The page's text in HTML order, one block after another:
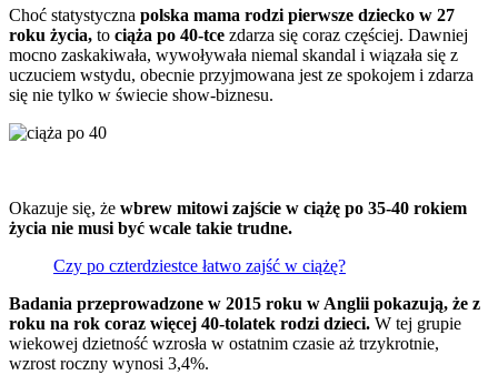
Choć statystyczna polska mama rodzi pierwsze dziecko w 27
roku życia, to ciąża po 40-tce zdarza się coraz częściej. Dawniej
mocno zaskakiwała, wywoływała niemal skandal i wiązała się z
uczuciem wstydu, obecnie przyjmowana jest ze spokojem i zdarza
się nie tylko w świecie show-biznesu.
Okazuje się, że wbrew mitowi zajście w ciążę po 35-40 rokiem
życia nie musi być wcale takie trudne.
Czy po czterdziestce łatwo zajść w ciążę?
Badania przeprowadzone w 2015 roku w Anglii pokazują, że z
roku na rok coraz więcej 40-tolatek rodzi dzieci. W tej grupie
wiekowej dzietność wzrosła w ostatnim czasie aż trzykrotnie,
wzrost roczny wynosi 3,4%.